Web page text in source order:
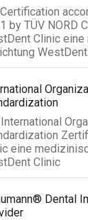
Certification
by TÜV NORD
Clinic
International
eine
Clinic
Dental